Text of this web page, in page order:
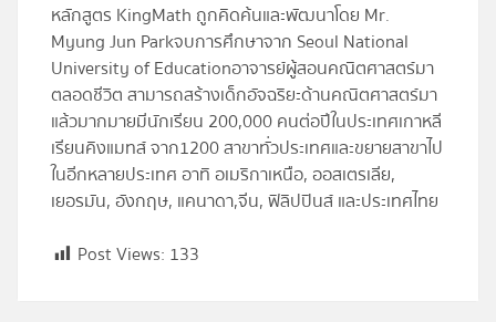
หลักสูตร KingMath ถูกคิดค้นและพัฒนาโดย Mr.
Myung Jun Parkจบการศึกษาจาก Seoul National
University of Educationอาจารย์ผู้สอนคณิตศาสตร์มา
ตลอดชีวิต สามารถสร้างเด็กอัจฉริยะด้านคณิตศาสตร์มา
แล้วมากมายมีนักเรียน 200,000 คนต่อปีในประเทศเกาหลี
เรียนคิงแมทส์ จาก1200 สาขาทั่วประเทศและขยายสาขาไป
ในอีกหลายประเทศ อาทิ อเมริกาเหนือ, ออสเตรเลีย,
เยอรมัน, อังกฤษ, แคนาดา,จีน, ฟิลิปปินส์ และประเทศไทย
Post Views: 133